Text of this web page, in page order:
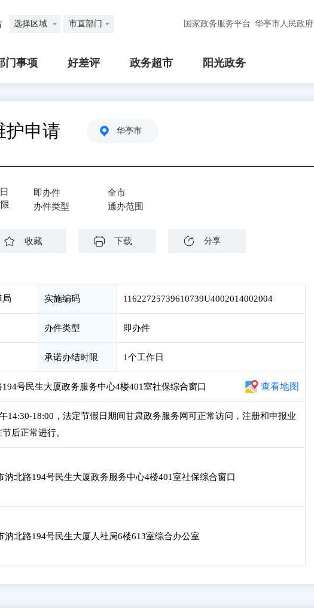
选择区域 市直部门 国家政务服务平台 华亭市人民政府
门事项 好差评 政务超市 阳光政务
护申请 华亭市
即办件
办件类型
全市
通办范围
收藏 下载 分享
局 实施编码 11622725739610739U4002014002004
办件类型 即办件
承诺办结时限 1个工作日
号民生大厦政务服务中心4楼401室社保综合窗口 查看地图
14:30-18:00，法定节假日期间甘肃政务服务网可正常访问，注册和申报业
后正常进行。
汭北路194号民生大厦政务服务中心4楼401室社保综合窗口
汭北路194号民生大厦人社局6楼613室综合办公室